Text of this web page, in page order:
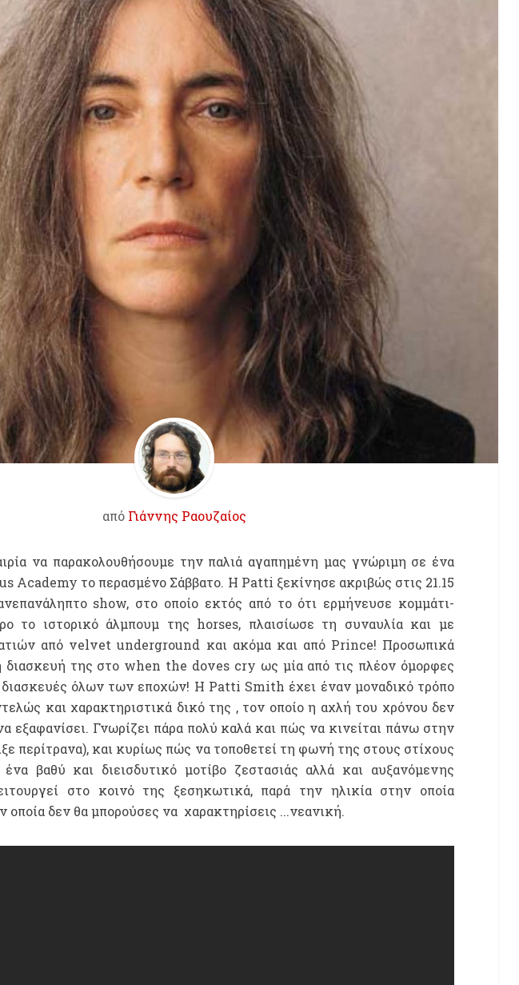
από Γιάννης Ραουζαίος
να παρακολουθήσουμε την παλιά αγαπημένη μας γνώριμη σε ένα
Academy το περασμένο Σάββατο. Η Patti ξεκίνησε ακριβώς στις 21.15
show, στο οποίο εκτός από το ότι ερμήνευσε κομμάτι-
το ιστορικό άλμπουμ της horses, πλαισίωσε τη συναυλία και με
από velvet underground και ακόμα και από Prince! Προσωπικά
της στο when the doves cry ως μία από τις πλέον όμορφες
διασκευές όλων των εποχών! Η Patti Smith έχει έναν μοναδικό τρόπο
και χαρακτηριστικά δικό της , τον οποίο η αχλή του χρόνου δεν
εξαφανίσει. Γνωρίζει πάρα πολύ καλά και πώς να κινείται πάνω στην
περίτρανα), και κυρίως πώς να τοποθετεί τη φωνή της στους στίχους
ένα βαθύ και διεισδυτικό μοτίβο ζεστασιάς αλλά και αυξανόμενης
στο κοινό της ξεσηκωτικά, παρά την ηλικία στην οποία
οποία δεν θα μπορούσες να χαρακτηρίσεις ...νεανική.